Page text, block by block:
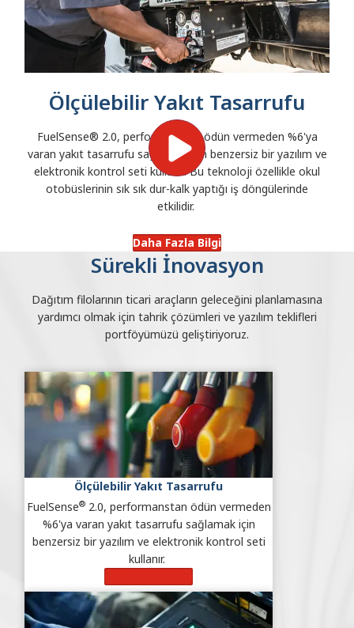
Ölçülebilir Yakıt Tasarrufu
FuelSense® 2.0, performanstan ödün vermeden %6'ya
varan yakıt tasarrufu sağlamak için benzersiz bir yazılım ve
elektronik kontrol seti kullanır. Bu teknoloji özellikle okul
otobüslerinin sık sık dur-kalk yaptığı iş döngülerinde
etkilidir.
Daha Fazla Bilgi
Sürekli İnovasyon
Dağıtım filolarının ticari araçların geleceğini planlamasına
yardımcı olmak için tahrik çözümleri ve yazılım teklifleri
portföyümüzü geliştiriyoruz.
Ölçülebilir Yakıt Tasarrufu
FuelSense®2.0, performanstan ödün vermeden
%6'ya varan yakıt tasarrufu sağlamak için
benzersiz bir yazılım ve elektronik kontrol seti
kullanır.